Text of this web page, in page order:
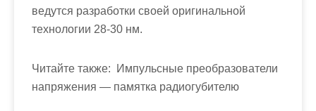
ведутся разработки своей оригинальной
технологии 28-30 нм.
Читайте также:
Импульсные преобразователи
напряжения — памятка радиогубителю